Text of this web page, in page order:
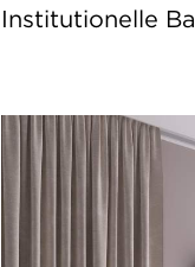
Institutionelle